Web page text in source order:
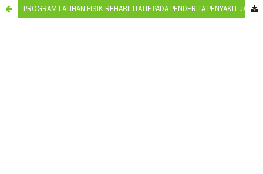
PROGRAM LATIHAN FISIK REHABILITATIF PADA PENDERITA PENYAKIT JANTUNG